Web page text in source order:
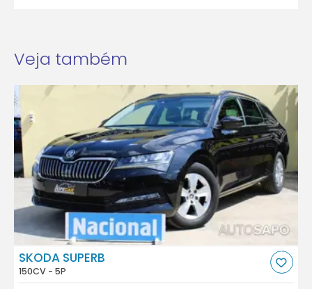
Veja também
SKODA SUPERB
150CV - 5P